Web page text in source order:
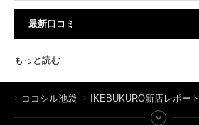
最新口コミ
もっと読む
ココシル池袋 IKEBUKURO新店レポート